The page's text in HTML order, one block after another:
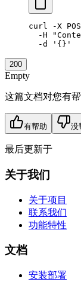
curl -X
  -H
  -d
'{}'
200
Empty
这篇文档对您有
有帮助 没
最后更新于
关于我们
关于项目
联系我们
功能特性
文档
安装部署